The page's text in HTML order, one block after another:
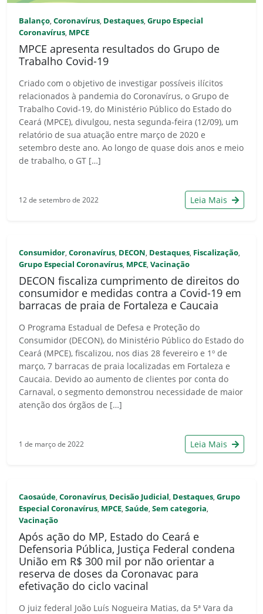
Balanço, Coronavírus, Destaques, Grupo Especial
Coronavírus, MPCE
MPCE apresenta resultados do Grupo de
Trabalho Covid-19
Criado com o objetivo de investigar possíveis ilícitos
relacionados à pandemia do Coronavírus, o Grupo de
Trabalho Covid-19, do Ministério Público do Estado do
Ceará (MPCE), divulgou, nesta segunda-feira (12/09), um
relatório de sua atuação entre março de 2020 e
setembro deste ano. Ao longo de quase dois anos e meio
de trabalho, o GT […]
12 de setembro de 2022 Leia Mais
Consumidor, Coronavírus, DECON, Destaques, Fiscalização,
Grupo Especial Coronavírus, MPCE, Vacinação
DECON fiscaliza cumprimento de direitos do
consumidor e medidas contra a Covid-19 em
barracas de praia de Fortaleza e Caucaia
O Programa Estadual de Defesa e Proteção do
Consumidor (DECON), do Ministério Público do Estado do
Ceará (MPCE), fiscalizou, nos dias 28 fevereiro e 1º de
março, 7 barracas de praia localizadas em Fortaleza e
Caucaia. Devido ao aumento de clientes por conta do
Carnaval, o segmento demonstrou necessidade de maior
atenção dos órgãos de […]
1 de março de 2022 Leia Mais
Caosaúde, Coronavírus, Decisão Judicial, Destaques, Grupo
Especial Coronavírus, MPCE, Saúde, Sem categoria,
Vacinação
Após ação do MP, Estado do Ceará e
Defensoria Pública, Justiça Federal condena
União em R$ 300 mil por não orientar a
reserva de doses da Coronavac para
efetivação do ciclo vacinal
O juiz federal João Luís Nogueira Matias, da 5ª Vara da